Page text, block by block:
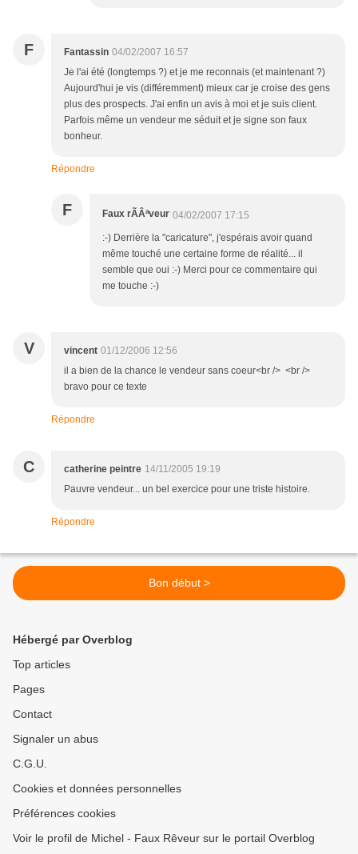
F Fantassin 04/02/2007 16:57
Je l'ai été (longtemps ?) et je me reconnais (et maintenant ?)
Aujourd'hui je vis (différemment) mieux car je croise des gens
plus des prospects. J'ai enfin un avis à moi et je suis client.
Parfois même un vendeur me séduit et je signe son faux
bonheur.
Répondre
F Faux rÃÂªveur 04/02/2007 17:15
:-) Derrière la "caricature", j'espérais avoir quand
même touché une certaine forme de réalité... il
semble que oui :-) Merci pour ce commentaire qui
me touche :-)
V vincent 01/12/2006 12:56
il a bien de la chance le vendeur sans coeur<br /> <br />
bravo pour ce texte
Répondre
C catherine peintre 14/11/2005 19:19
Pauvre vendeur... un bel exercice pour une triste histoire.
Répondre
Bon début >
Hébergé par Overblog
Top articles
Pages
Contact
Signaler un abus
C.G.U.
Cookies et données personnelles
Préférences cookies
Voir le profil de Michel - Faux Rêveur sur le portail Overblog